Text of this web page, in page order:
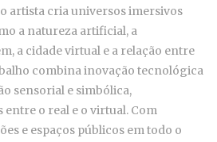
artista cria universos imersivos
a natureza artificial, a
a cidade virtual e a relação entre
combina inovação tecnológica
sensorial e simbólica,
o real e o virtual. Com
e espaços públicos em todo o